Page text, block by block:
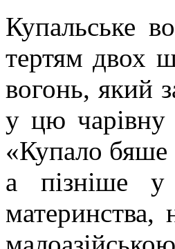
Купальське
тертям двох
вогонь, який
у цю чарівну
«Купало бяше
а пізніше
материнства,